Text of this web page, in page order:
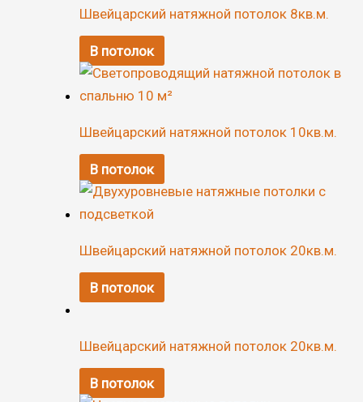
Швейцарский натяжной потолок 8кв.м.
В потолок
Швейцарский натяжной потолок 10кв.м.
В потолок
Швейцарский натяжной потолок 20кв.м.
В потолок
Швейцарский натяжной потолок 20кв.м.
В потолок